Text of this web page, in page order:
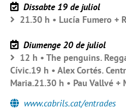
Dissabte 19 de juliol
21.30 h • Lucía Fumero +
Diumenge 20 de juliol
12 h • The penguins.
Cívic.19 h • Alex Cortés.
Maria.21.30 h • Pau Vallvé +
www.cabrils.cat/entrades